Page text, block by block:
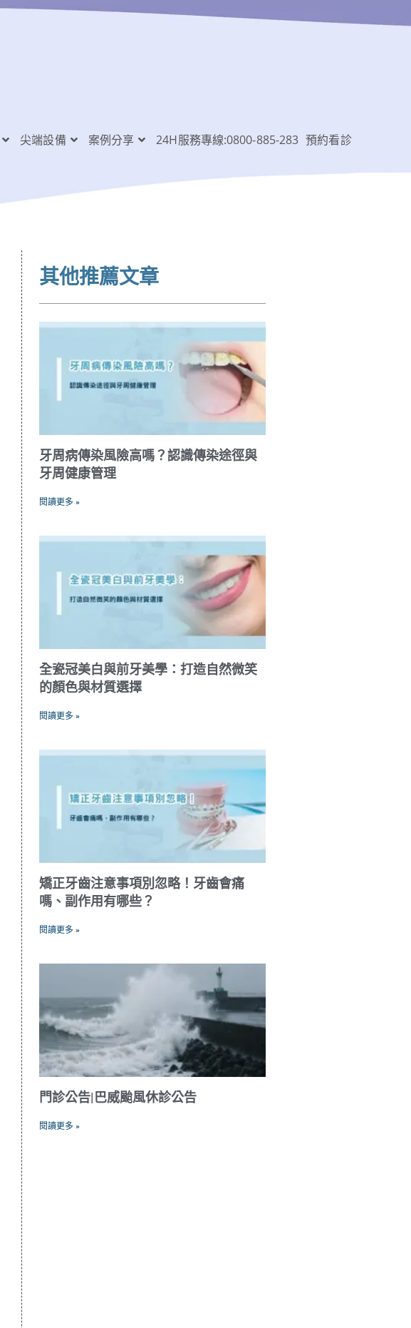
尖端設備 案例分享 24H服務專線:0800-885-283 預約看診
其他推薦文章
牙周病傳染風險高嗎？認識傳染途徑與
牙周健康管理
閱讀更多 »
全瓷冠美白與前牙美學：打造自然微笑
的顏色與材質選擇
閱讀更多 »
矯正牙齒注意事項別忽略！牙齒會痛
嗎、副作用有哪些？
閱讀更多 »
門診公告|巴威颱風休診公告
閱讀更多 »